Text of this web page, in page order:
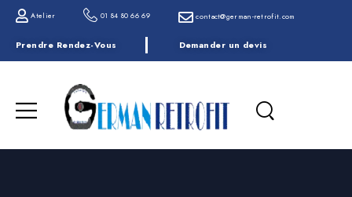
Atelier 01 84 80 66 69 contact@german-retrofit.com
Prendre Rendez-Vous Demander un devis